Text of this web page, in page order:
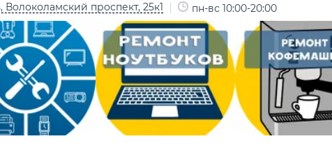
Волоколамский проспект, 25к1 пн-вс 10:00-20:00